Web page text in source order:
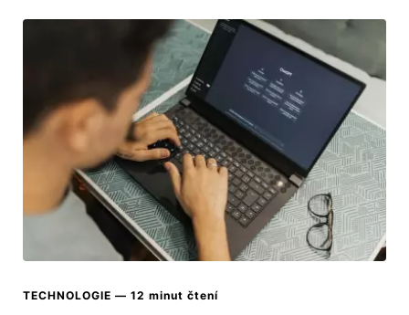
TECHNOLOGIE — 12 minut čtení